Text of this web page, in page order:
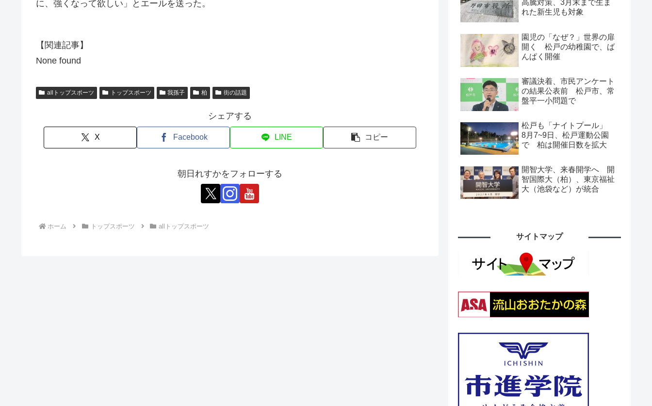
に、強くなって欲しい」とエールを送った。
【関連記事】
None found
allトップスポーツ トップスポーツ 我孫子 柏 街の話題
シェアする
X Facebook LINE コピー
朝日れすかをフォローする
ホーム トップスポーツ allトップスポーツ
高騰対策、3月末まで生ま
れた新生児も対象
園児の「なぜ？」世界の扉
開く 松戸の幼稚園で、ば
んぱく開催
審議決着、市民アンケート
の結果公表前 松戸市、常
盤平一小問題で
松戸も「ナイトプール」
8月7~9日、松戸運動公園
で 柏は開催日数を拡大
開智大学、来春開学へ 開
智国際大（柏）、東京福祉
大（池袋など）が統合
サイトマップ